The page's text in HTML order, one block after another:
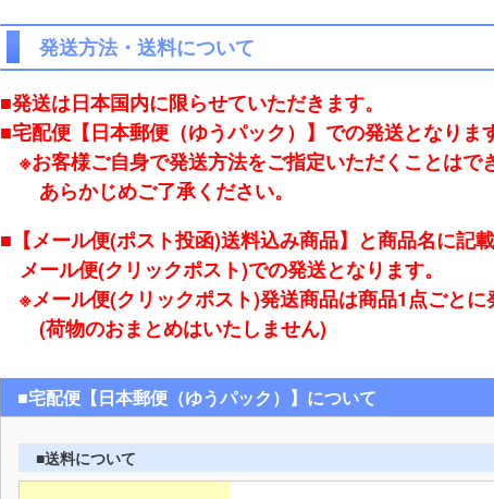
発送方法・送料について
■発送は日本国内に限らせていただきます。
■宅配便【日本郵便（ゆうパック）】での発送となりま
※お客様ご自身で発送方法をご指定いただくことはで
あらかじめご了承ください。
■【メール便(ポスト投函)送料込み商品】と商品名に記
メール便(クリックポスト)での発送となります。
※メール便(クリックポスト)発送商品は商品1点ごとに
(荷物のおまとめはいたしません)
■宅配便【日本郵便（ゆうパック）】について
■送料について